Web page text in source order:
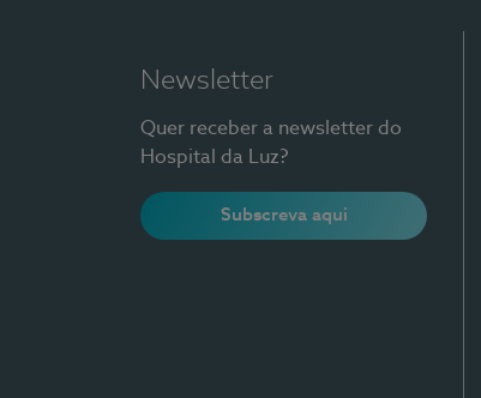
Newsletter
Quer receber a newsletter do
Hospital da Luz?
Subscreva aqui